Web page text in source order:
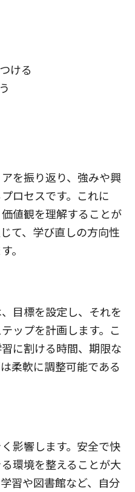
ける
を振り返り、強みや興
ロセスです。これに
値観を理解することが
て、学び直しの方向性
。
目標を設定し、それを
ップを計画します。こ
に割ける時間、期限な
柔軟に調整可能である
影響します。安全で快
環境を整えることが大
習や図書館など、自分